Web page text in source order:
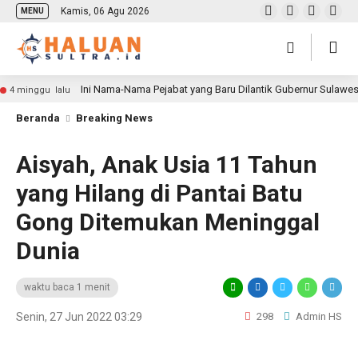
MENU Kamis, 06 Agu 2026
4 minggu lalu Ini Nama-Nama Pejabat yang Baru Dilantik Gubernur
Beranda Breaking News
Aisyah, Anak Usia 11 Tahun
yang Hilang di Pantai Batu
Gong Ditemukan Meninggal
Dunia
waktu baca 1 menit
Senin, 27 Jun 2022 03:29 298 Admin HS